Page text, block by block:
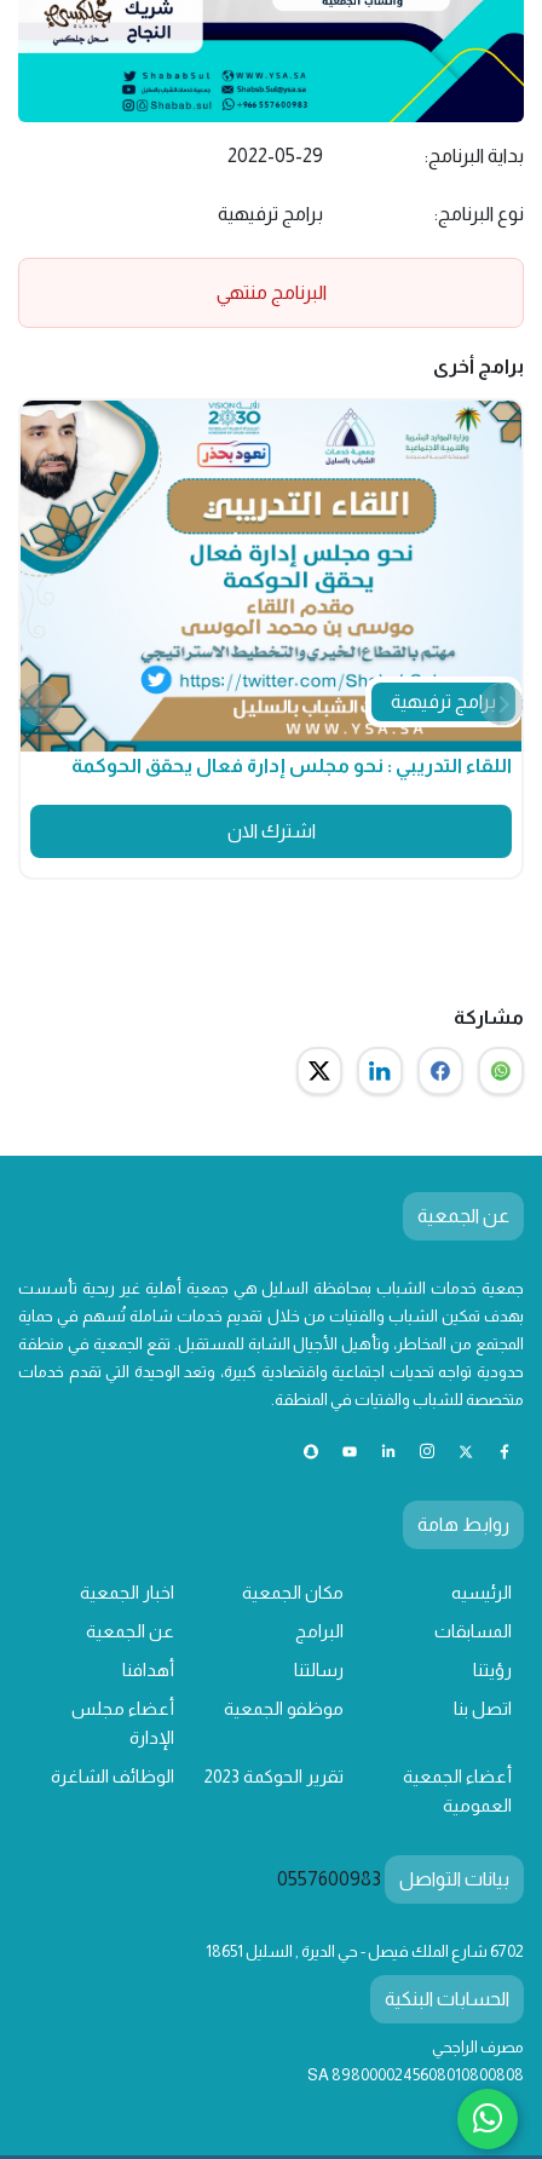
بداية البرنامج: 2022-05-29
نوع البرنامج: برامج ترفيهية
البرنامج منتهي
برامج أخرى
برامج ترفيهية
اللقاء التدريبي : نحو مجلس إدارة فعال يحقق الحوكمة
اشترك الان
مشاركة
عن الجمعية
جمعية خدمات الشباب بمحافظة السليل هي جمعية أهلية غير ربحية تأسست
بهدف تمكين الشباب والفتيات من خلال تقديم خدمات شاملة تُسهم في حماية
المجتمع من المخاطر، وتأهيل الأجيال الشابة للمستقبل. تقع الجمعية في منطقة
حدودية تواجه تحديات اجتماعية واقتصادية كبيرة، وتعد الوحيدة التي تقدم خدمات
متخصصة للشباب والفتيات في المنطقة.
روابط هامة
الرئيسيه مكان الجمعية
اخبار الجمعية
المسابقات
البرامج
عن الجمعية
رؤيتنا
رسالتنا
أهدافنا
اتصل بنا
موظفو الجمعية
أعضاء مجلس
الإدارة
أعضاء الجمعية
العمومية
تقرير الحوكمة 2023 الوظائف الشاغرة
بيانات التواصل 0557600983
6702 شارع الملك فيصل - حي الديرة , السليل 18651
الحسابات البنكية
مصرف الراجحي
SA 8980000245608010800808